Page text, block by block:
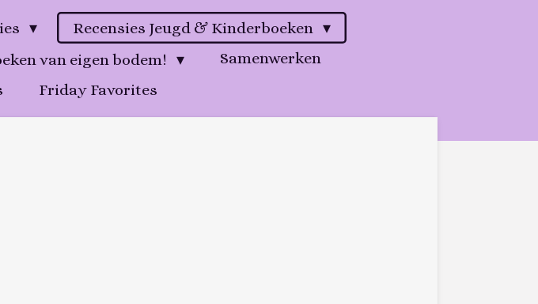
Recensies Jeugd & Kinderboeken
van eigen bodem!
Samenwerken
Friday Favorites